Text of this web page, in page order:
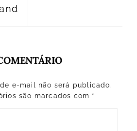
e-mail não será publicado.
são marcados com *